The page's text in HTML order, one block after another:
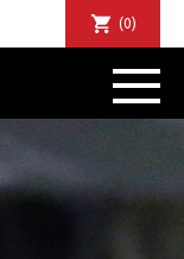
(0)
NIEUWS
DE CLUB
SUPPORTERS